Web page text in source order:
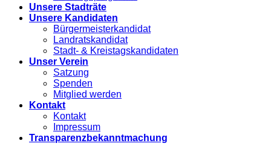
Unsere Stadträte
Unsere Kandidaten
Bürgermeisterkandidat
Landratskandidat
Stadt- & Kreistagskandidaten
Unser Verein
Satzung
Spenden
Mitglied werden
Kontakt
Kontakt
Impressum
Transparenzbekanntmachung